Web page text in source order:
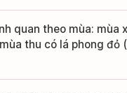
quan theo mùa: mùa
thu có lá phong đỏ